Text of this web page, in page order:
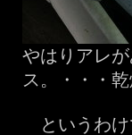
やはりアレ
ス。・・・
というわけ